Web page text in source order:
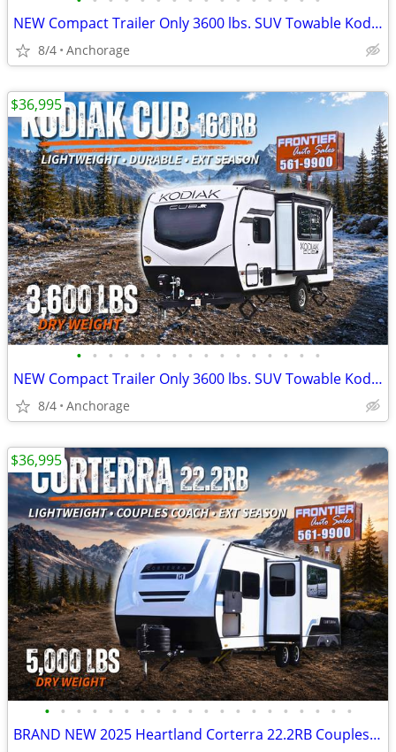
NEW Compact Trailer Only 3600 lbs. SUV Towable Kodiak Cub 160RB
8/4 Anchorage
• • • • • • • • • • • • • • • •
NEW Compact Trailer Only 3600 lbs. SUV Towable Kodiak Cub 160RB
8/4 Anchorage
$36,995
• • • • • • • • • • • • • • • • • • • •
BRAND NEW 2025 Heartland Corterra 22.2RB Couples Coach Travel Trailer
$36,995